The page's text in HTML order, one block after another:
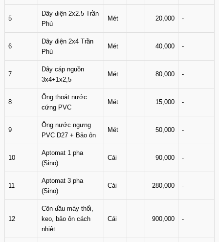
5
Dây điện 2x2.5 Trần
Phú
Mét 20,000 -
6
Dây điện 2x4 Trần
Phú
Mét 40,000 -
7
Dây cáp nguồn
3x4+1x2,5
Mét 80,000 -
8
Ống thoát nước
cứng PVC
Mét 15,000 -
9
Ống nước ngưng
PVC D27 + Bảo ôn
Mét 50,000 -
10
Aptomat 1 pha
(Sino)
Cái 90,000 -
11
Aptomat 3 pha
(Sino)
Cái 280,000 -
12
Côn đầu máy thổi,
keo, bảo ôn cách
nhiệt
Cái 900,000 -